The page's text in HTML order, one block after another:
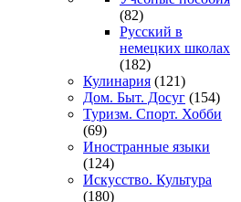
(82)
Русский в
немецких школах
(182)
Кулинария (121)
Дом. Быт. Досуг (154)
Туризм. Спорт. Хобби
(69)
Иностранные языки
(124)
Искусство. Культура
(180)